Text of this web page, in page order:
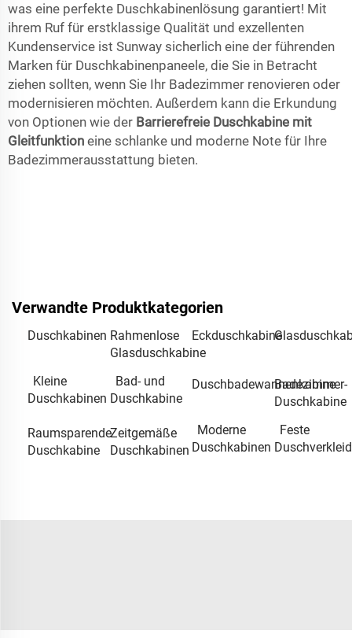
was eine perfekte Duschkabinenlösung garantiert! Mit
ihrem Ruf für erstklassige Qualität und exzellenten
Kundenservice ist Sunway sicherlich eine der führenden
Marken für Duschkabinenpaneele, die Sie in Betracht
ziehen sollten, wenn Sie Ihr Badezimmer renovieren oder
modernisieren möchten. Außerdem kann die Erkundung
von Optionen wie der Barrierefreie Duschkabine mit
Gleitfunktion eine schlanke und moderne Note für Ihre
Badezimmerausstattung bieten.
Verwandte Produktkategorien
Duschkabinen Rahmenlose
Glasduschkabine
Eckduschkabine
Kleine
Duschkabinen
Bad- und
Duschkabine
Duschbadewannenkabine
Badezimmer-
Duschkabine
Raumsparende
Duschkabine
Zeitgemäße
Duschkabinen
Moderne
Duschkabinen
Feste